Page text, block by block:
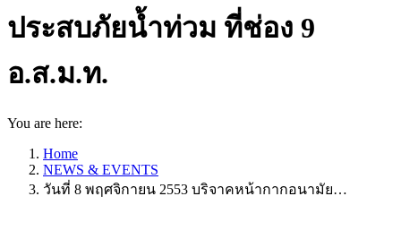
ประสบภัยน้ำท่วม ที่ช่อง 9
อ.ส.ม.ท.
You are here:
Home
NEWS & EVENTS
วันที่ 8 พฤศจิกายน 2553 บริจาคหน้ากากอนามัย…